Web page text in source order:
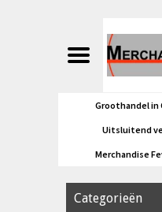
Groothandel in
Uitsluitend
Merchandise
Categorieën